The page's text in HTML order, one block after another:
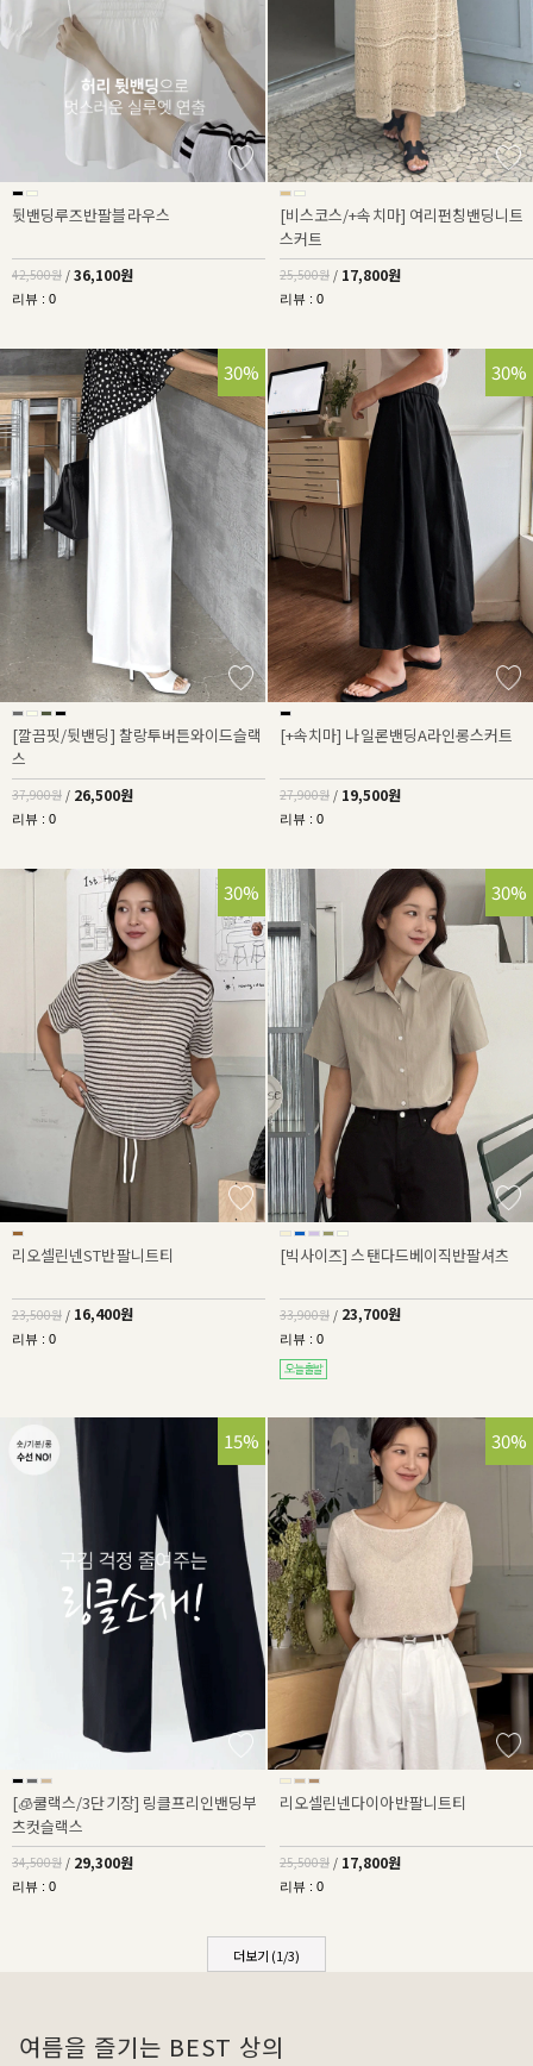
뒷밴딩루즈반팔블라우스
42,500원 / 36,100원
리뷰 : 0
[비스코스/+속치마] 여리펀칭밴딩니트
스커트
25,500원 / 17,800원
리뷰 : 0
30%
[깔끔핏/뒷밴딩] 찰랑투버튼와이드슬랙
스
37,900원 / 26,500원
리뷰 : 0
30%
[+속치마] 나일론밴딩A라인롱스커트
27,900원 / 19,500원
리뷰 : 0
30%
리오셀린넨ST반팔니트티
23,500원 / 16,400원
리뷰 : 0
30%
[빅사이즈] 스탠다드베이직반팔셔츠
33,900원 / 23,700원
리뷰 : 0
15%
[🧊쿨랙스/3단기장] 링클프리인밴딩부
츠컷슬랙스
34,500원 / 29,300원
리뷰 : 0
30%
리오셀린넨다이아반팔니트티
25,500원 / 17,800원
리뷰 : 0
더보기 (1/3)
여름을 즐기는 BEST 상의